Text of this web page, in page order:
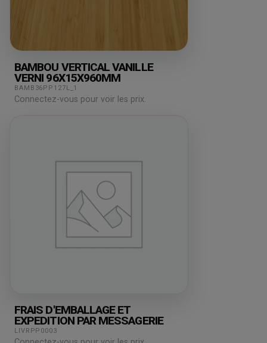
BAMBOU VERTICAL VANILLE
VERNI 96X15X960MM
BAMB36PP127L_1
Connectez-vous pour voir les prix.
FRAIS D'EMBALLAGE ET
EXPEDITION PAR MESSAGERIE
LIVRPP0003